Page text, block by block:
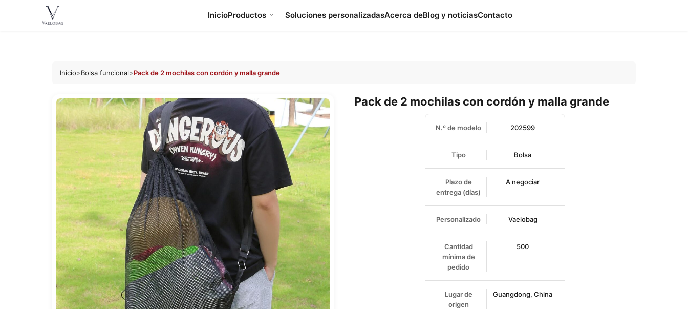
Vaelobag
InicioProductos Soluciones personalizadasAcerca deBlog y noticiasContacto
Inicio>Bolsa funcional>Pack de 2 mochilas con cordón y malla grande
Pack de 2 mochilas con cordón y malla grande
N.º de modelo 202599
Tipo Bolsa
Plazo de
entrega (días)
A negociar
Personalizado Vaelobag
Cantidad
mínima de
pedido
500
Lugar de
origen
Guangdong, China